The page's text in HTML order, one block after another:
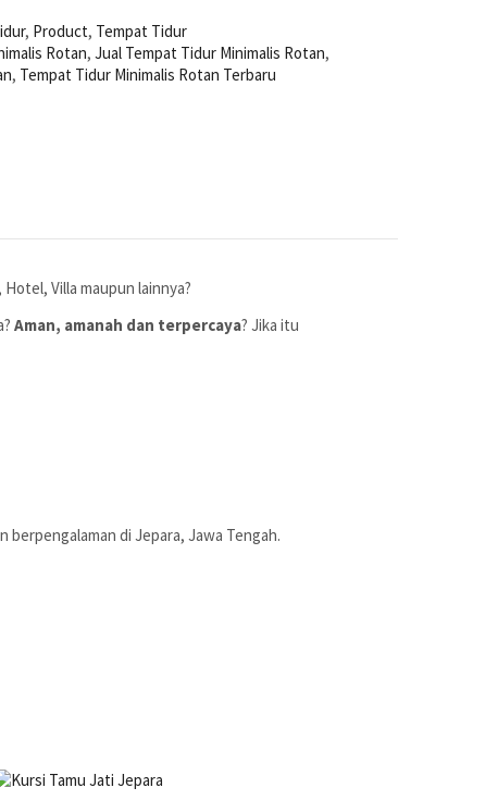
, Product, Tempat Tidur
Rotan,Jual Tempat Tidur Minimalis Rotan,
, Tempat Tidur Minimalis Rotan Terbaru
Villa maupun lainnya?
Aman, amanah dan terpercaya? Jika itu
di Jepara, Jawa Tengah.